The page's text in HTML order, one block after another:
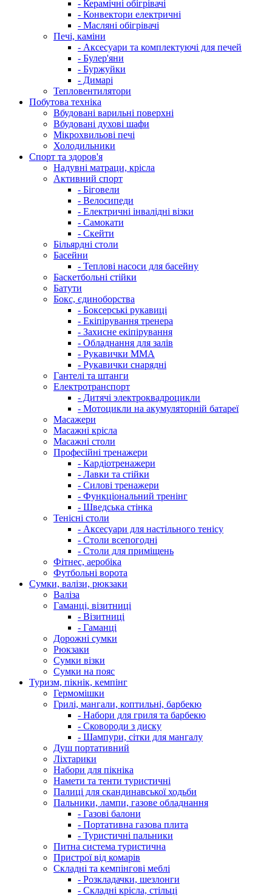
- Керамічні обігрівачі
- Конвектори електричні
- Масляні обігрівачі
Печі, каміни
- Аксесуари та комплектуючі для печей
- Булер'яни
- Буржуйки
- Димарі
Тепловентилятори
Побутова техніка
Вбудовані варильні поверхні
Вбудовані духові шафи
Мікрохвильові печі
Холодильники
Спорт та здоров'я
Надувні матраци, крісла
Активний спорт
- Біговели
- Велосипеди
- Електричні інвалідні візки
- Самокати
- Скейти
Більярдні столи
Басейни
- Теплові насоси для басейну
Баскетбольні стійки
Батути
Бокс, єдиноборства
- Боксерські рукавиці
- Екіпірування тренера
- Захисне екіпірування
- Обладнання для залів
- Рукавички ММА
- Рукавички снарядні
Гантелі та штанги
Електротранспорт
- Дитячі электроквадроцикли
- Мотоцикли на акумуляторній батареї
Масажери
Масажні крісла
Масажні столи
Професійні тренажери
- Кардіотренажери
- Лавки та стійки
- Силові тренажери
- Функціональний тренінг
- Шведська стінка
Тенісні столи
- Аксесуари для настільного тенісу
- Столи всепогодні
- Столи для приміщень
Фітнес, аеробіка
Футбольні ворота
Сумки, валізи, рюкзаки
Валіза
Гаманці, візитниці
- Візитниці
- Гаманці
Дорожні сумки
Рюкзаки
Сумки візки
Сумки на пояс
Туризм, пікнік, кемпінг
Гермомішки
Грилі, мангали, коптильні, барбекю
- Набори для гриля та барбекю
- Сковороди з диску
- Шампури, сітки для мангалу
Душ портативний
Ліхтарики
Набори для пікніка
Намети та тенти туристичні
Палиці для скандинавської ходьби
Пальники, лампи, газове обладнання
- Газові балони
- Портативна газова плита
- Туристичні пальники
Питна система туристична
Пристрої від комарів
Складні та кемпінгові меблі
- Розкладачки, шезлонги
- Складні крісла, стільці